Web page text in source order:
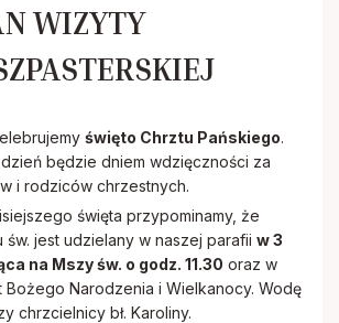
- Kapłani, Siostry zakonne
i Gospodarcza
ochrony małoletnich
Szafarze
WIZYTY
święto Chrztu Pańskiego.
będzie dniem wdzięczności za
i rodziców chrzestnych.
święta przypominamy, że
św. jest udzielany w naszej parafii w 3
na Mszy św. o godz. 11.30 oraz w
Bożego Narodzenia i Wielkanocy. Wodę
chrzcielnicy bł. Karoliny.